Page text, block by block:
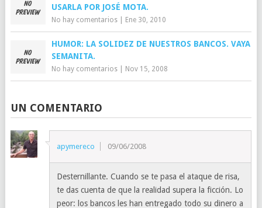
USARLA POR JOSÉ MOTA.
No hay comentarios| Ene 30, 2010
HUMOR: LA SOLIDEZ DE NUESTROS BANCOS. VAYA
SEMANITA.
No hay comentarios| Nov 15, 2008
UN COMENTARIO
apymereco 09/06/2008
Desternillante. Cuando se te pasa el ataque de risa,
te das cuenta de que la realidad supera la ficción. Lo
peor: los bancos les han entregado todo su dinero a